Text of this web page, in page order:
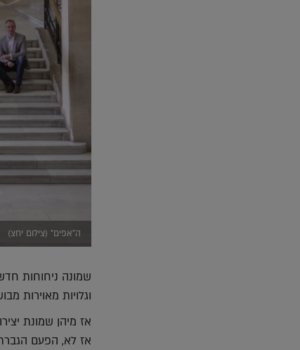
ה"אפים" (צילום יחצ)
שמונה ניחוחות
וגלויות מאוירות
אז מיהן שמונת
אז לא, הפעם